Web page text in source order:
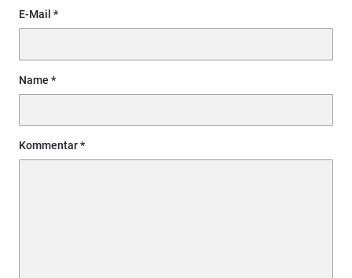
E-Mail
Name
Kommentar